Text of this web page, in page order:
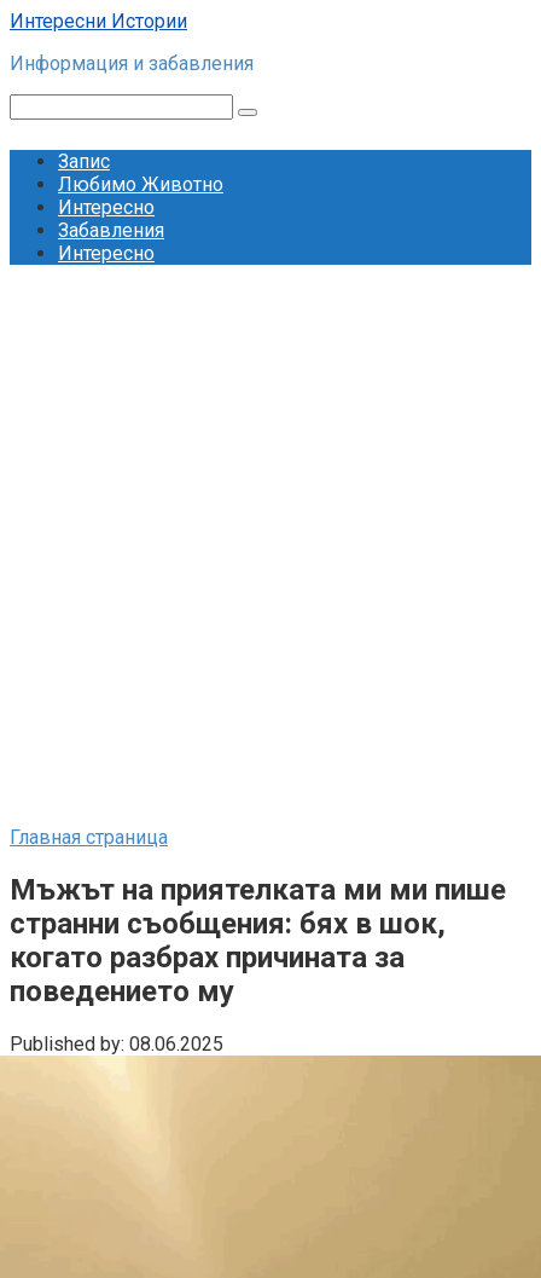
Skip
content
Интересни Истории
Информация и забавления
Запис
Любимо Животно
Интересно
Забавления
Интересно
Главная страница
Мъжът на приятелката ми ми пише
странни съобщения: бях в шок,
когато разбрах причината за
поведението му
Published by: 08.06.2025